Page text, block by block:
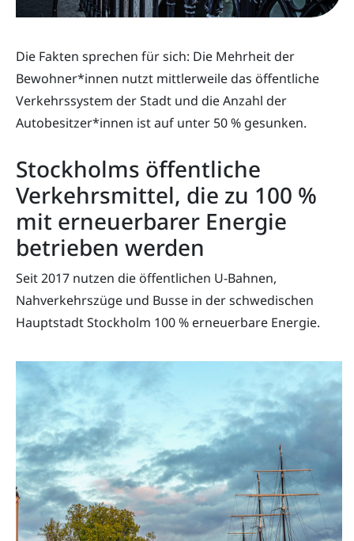
Die Fakten sprechen für sich: Die Mehrheit der
Bewohner*innen nutzt mittlerweile das öffentliche
Verkehrssystem der Stadt und die Anzahl der
Autobesitzer*innen ist auf unter 50 % gesunken.
Stockholms öffentliche
Verkehrsmittel, die zu 100 %
mit erneuerbarer Energie
betrieben werden
Seit 2017 nutzen die öffentlichen U-Bahnen,
Nahverkehrszüge und Busse in der schwedischen
Hauptstadt Stockholm 100 % erneuerbare Energie.